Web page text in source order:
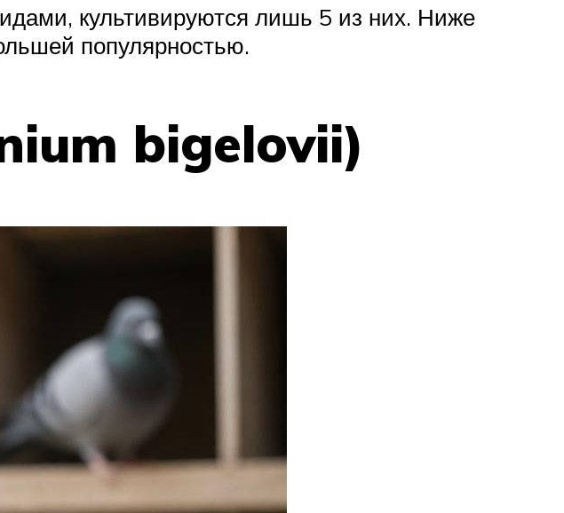
культивируются лишь 5 из них. Ниже
популярностью.
bigelovii)